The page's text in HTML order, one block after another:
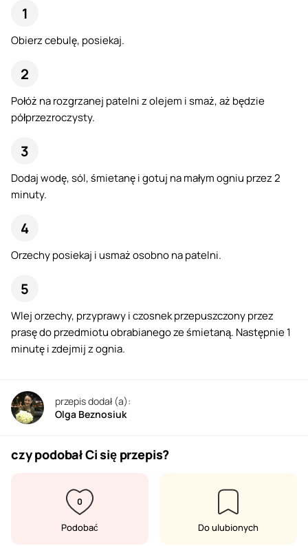
Obierz cebulę, posiekaj.
Połóż na rozgrzanej patelni z olejem i smaż, aż będzie
półprzezroczysty.
Dodaj wodę, sól, śmietanę i gotuj na małym ogniu przez 2
minuty.
Orzechy posiekaj i usmaż osobno na patelni.
Wlej orzechy, przyprawy i czosnek przepuszczony przez
prasę do przedmiotu obrabianego ze śmietaną. Następnie 1
minutę i zdejmij z ognia.
przepis dodał (a):
Olga Beznosiuk
czy podobał Ci się przepis?
0
Podobać Do ulubionych